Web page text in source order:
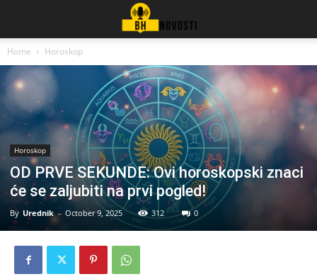
Home Horoskop
Horoskop
OD PRVE SEKUNDE: Ovi horoskopski znaci
će se zaljubiti na prvi pogled!
By Urednik - October 9, 2025 312 0